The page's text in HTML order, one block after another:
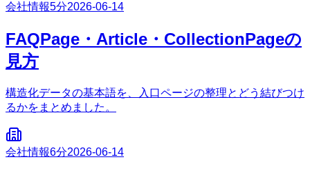
会社情報5分2026-06-14
FAQPage・Article・CollectionPageの
見方
構造化データの基本語を、入口ページの整理とどう結びつけ
るかをまとめました。
会社情報6分2026-06-14